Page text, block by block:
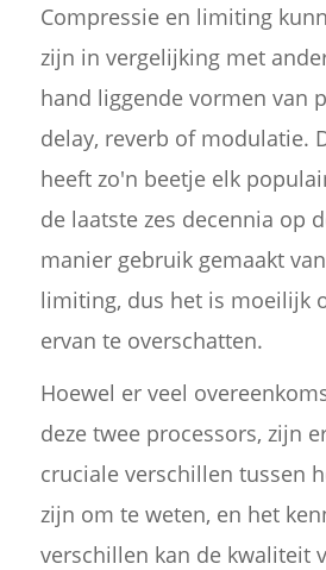
Compressie en limiting
zijn in vergelijking met
hand liggende vormen van
delay, reverb of modulatie.
heeft zo'n beetje elk
de laatste zes decennia op
manier gebruik gemaakt
limiting, dus het is moeilijk
ervan te overschatten.
Hoewel er veel
deze twee processors, zijn
cruciale verschillen tussen
zijn om te weten, en het
verschillen kan de kwaliteit